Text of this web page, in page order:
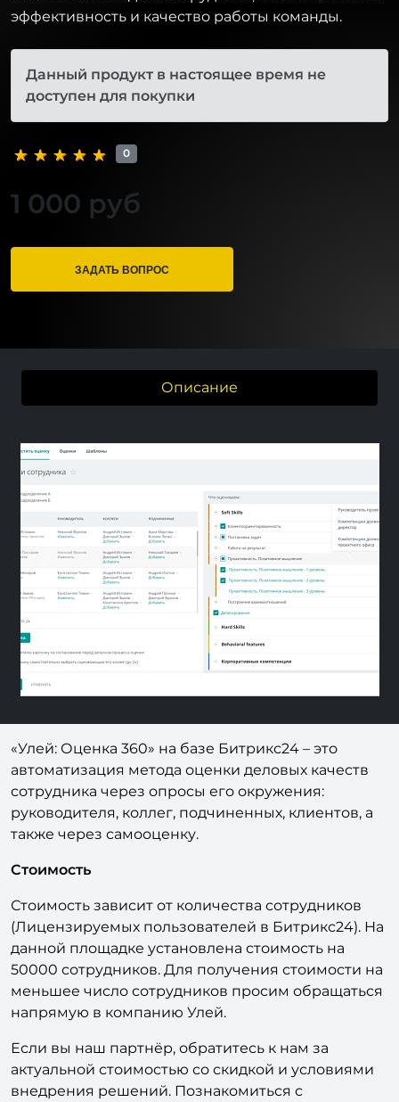
эффективность и качество работы команды.
Данный продукт в настоящее время не
доступен для покупки
0
1 000 руб
ЗАДАТЬ ВОПРОС
Описание
Previous
«Улей: Оценка 360» на базе Битрикс24 – это
автоматизация метода оценки деловых качеств
сотрудника через опросы его окружения:
руководителя, коллег, подчиненных, клиентов, а
также через самооценку.
Стоимость
Стоимость зависит от количества сотрудников
(Лицензируемых пользователей в Битрикс24). На
данной площадке установлена стоимость на
50000 сотрудников. Для получения стоимости на
меньшее число сотрудников просим обращаться
напрямую в компанию Улей.
Если вы наш партнёр, обратитесь к нам за
актуальной стоимостью со скидкой и условиями
внедрения решений. Познакомиться с